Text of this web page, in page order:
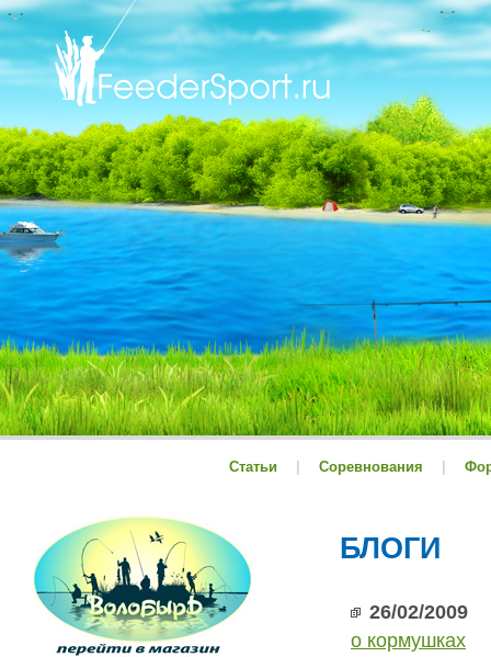
Статьи Соревнования
БЛОГИ
26/02/2009
о кормушках